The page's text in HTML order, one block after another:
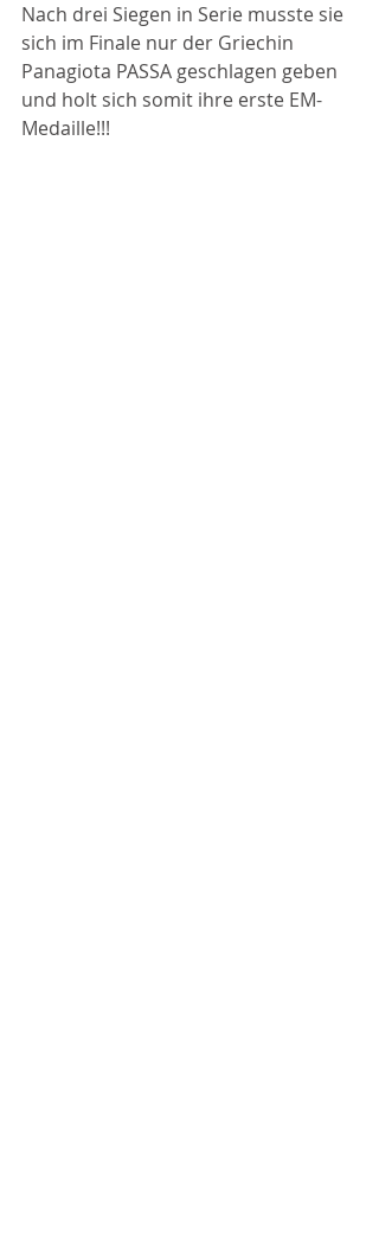
Nach drei Siegen in Serie musste sie
sich im Finale nur der Griechin
Panagiota PASSA geschlagen geben
und holt sich somit ihre erste EM-
Medaille!!!